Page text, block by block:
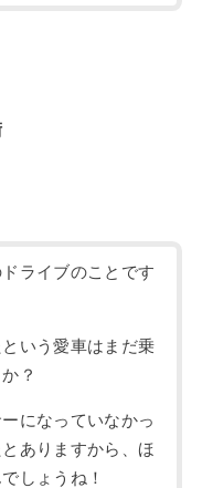
ライブのことです
いう愛車はまだ乗
？
になっていなかっ
ありますから、ほ
しょうね！